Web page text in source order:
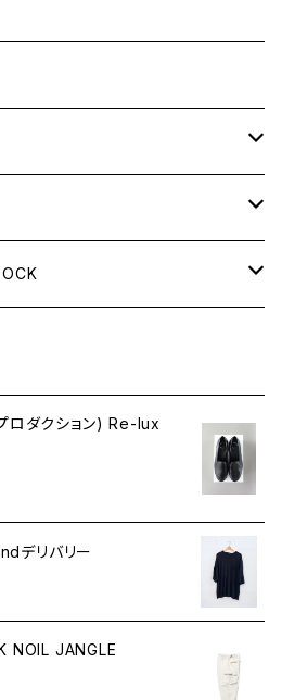
ダクション) Re-lux
デリバリー
NOIL JANGLE